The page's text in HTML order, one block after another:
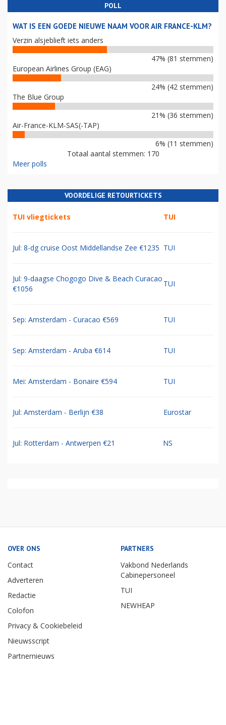
POLL
WAT IS EEN GOEDE NIEUWE NAAM VOOR AIR FRANCE-KLM?
Verzin alsjeblieft iets anders
47% (81 stemmen)
European Airlines Group (EAG)
24% (42 stemmen)
The Blue Group
21% (36 stemmen)
Air-France-KLM-SAS(-TAP)
6% (11 stemmen)
Totaal aantal stemmen: 170
Meer polls
VOORDELIGE RETOURTICKETS
TUI vliegtickets TUI
Jul: 8-dg cruise Oost Middellandse Zee €1235 TUI
Jul: 9-daagse Chogogo Dive & Beach Curacao
€1056
TUI
Sep: Amsterdam - Curacao €569 TUI
Sep: Amsterdam - Aruba €614 TUI
Mei: Amsterdam - Bonaire €594 TUI
Jul: Amsterdam - Berlijn €38 Eurostar
Jul: Rotterdam - Antwerpen €21 NS
OVER ONS
Contact
Adverteren
Redactie
Colofon
Privacy & Cookiebeleid
Nieuwsscript
Partnernieuws
PARTNERS
Vakbond Nederlands
Cabinepersoneel
TUI
NEWHEAP